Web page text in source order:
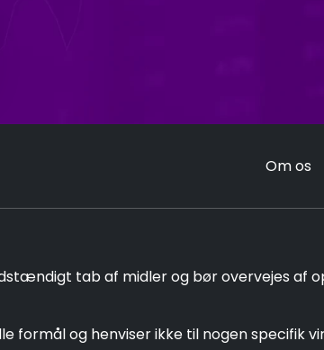
Om os
tab af midler og bør overvejes af
formål og henviser ikke til nogen specifik